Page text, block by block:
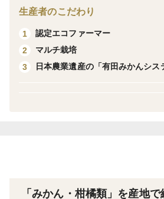
体に黄色みを帯びていきます。一
です。
【秀品】は、外皮の傷が少ないも
生産者のこだわり
1
認定エコファーマー
2
マルチ栽培
3
日本農業遺産の「有田みかんシス
「みかん・柑橘類」を産地